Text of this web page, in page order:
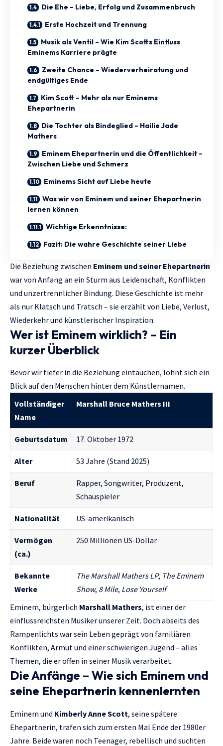
Die Ehe – Liebe, Erfolg und Zusammenbruch
Erste Hochzeit und Trennung
Musik als Ventil – Wie Kim Scotts Einfluss
Eminems Karriere prägte
Zweite Chance – Wiederverheiratung und
endgültiges Ende
Kim Scott – Mehr als nur Eminems
Ehepartnerin
Die Tochter als Bindeglied – Hailie Jade
Mathers
Eminem Ehepartnerin und die Öffentlichkeit –
Zwischen Liebe und Schmerz
Eminems Sicht auf Liebe heute
Was wir von Eminem und seiner Ehepartnerin
lernen können
Wichtige Erkenntnisse:
Fazit: Die wahre Geschichte seiner Liebe
Die Beziehung zwischen Eminem und seiner Ehepartnerin
war von Anfang an ein Sturm aus Leidenschaft, Konflikten
und unzertrennlicher Bindung. Diese Geschichte ist mehr
als nur Klatsch und Tratsch – sie erzählt von Liebe, Verlust,
Wiederkehr und künstlerischer Inspiration.
Wer ist Eminem wirklich? – Ein
kurzer Überblick
Bevor wir tiefer in die Beziehung eintauchen, lohnt sich ein
Blick auf den Menschen hinter dem Künstlernamen.
Vollständiger
Name
Marshall Bruce Mathers III
Geburtsdatum 17. Oktober 1972
Alter 53 Jahre (Stand 2025)
Beruf
Rapper, Songwriter, Produzent,
Schauspieler
Nationalität US-amerikanisch
Vermögen
(ca.)
250 Millionen US-Dollar
Bekannte
Werke
The Marshall Mathers LP, The Eminem
Show, 8 Mile, Lose Yourself
Eminem, bürgerlich Marshall Mathers, ist einer der
einflussreichsten Musiker unserer Zeit. Doch abseits des
Rampenlichts war sein Leben geprägt von familiären
Konflikten, Armut und einer schwierigen Jugend – alles
Themen, die er offen in seiner Musik verarbeitet.
Die Anfänge – Wie sich Eminem und
seine Ehepartnerin kennenlernten
Eminem und Kimberly Anne Scott, seine spätere
Ehepartnerin, trafen sich zum ersten Mal Ende der 1980er
Jahre. Beide waren noch Teenager, rebellisch und suchten